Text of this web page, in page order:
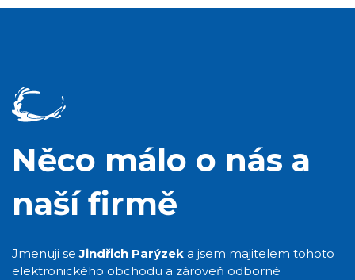
Něco málo o nás a
naší firmě
Jmenuji seJindřich Parýzek a jsem majitelem tohoto
elektronického obchodu a zároveň odborné